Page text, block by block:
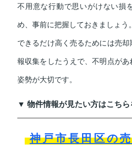
不用意な行動で思いがけない損
め、事前に把握しておきましょう。
できるだけ高く売るためには売
報収集をしたうえで、不明点があ
姿勢が大切です。
▼ 物件情報が見たい方はこち
神戸市長田区の